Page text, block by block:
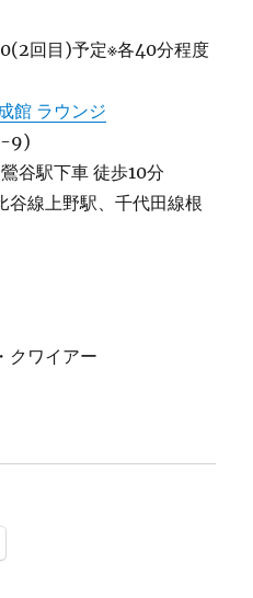
回目)予定※各40分程度
館 ラウンジ
9)
谷駅下車 徒歩10分
線上野駅、千代田線根
クワイアー
トコンサート 2025” の